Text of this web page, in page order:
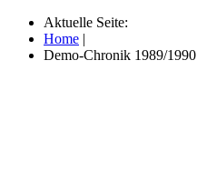
Aktuelle Seite:
Home |
Demo-Chronik 1989/1990